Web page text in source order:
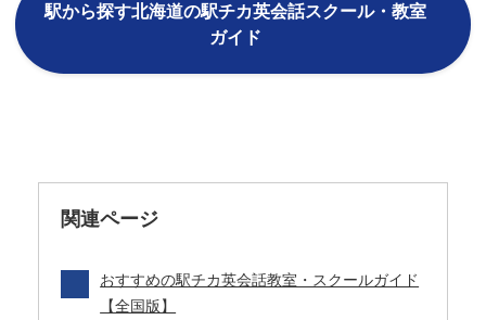
駅から探す北海道の駅チカ英会話スクール・教室
ガイド
関連ページ
おすすめの駅チカ英会話教室・スクールガイド
【全国版】